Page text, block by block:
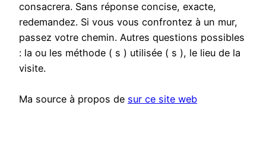
consacrera. Sans réponse concise, exacte,
redemandez. Si vous vous confrontez à un mur,
passez votre chemin. Autres questions possibles
: la ou les méthode ( s ) utilisée ( s ), le lieu de la
visite.
Ma source à propos de sur ce site web